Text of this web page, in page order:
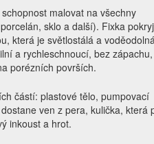
malovat na všechny
sklo a další). Fixka
která je světlostálá a
a rychleschnoucí, bez zápachu,
porézních površích.
částí: plastové tělo, pumpovací
ven z pera, kulička, která
inkoust a hrot.